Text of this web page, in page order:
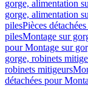
gorge, alimentation
gorge, alimentation
pilesPièces
pilesMontage sur
pour Montage sur
gorge, robinets
robinets mitigeurs
détachées pour